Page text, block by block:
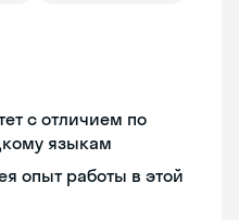
с отличием по
языкам
опыт работы в этой